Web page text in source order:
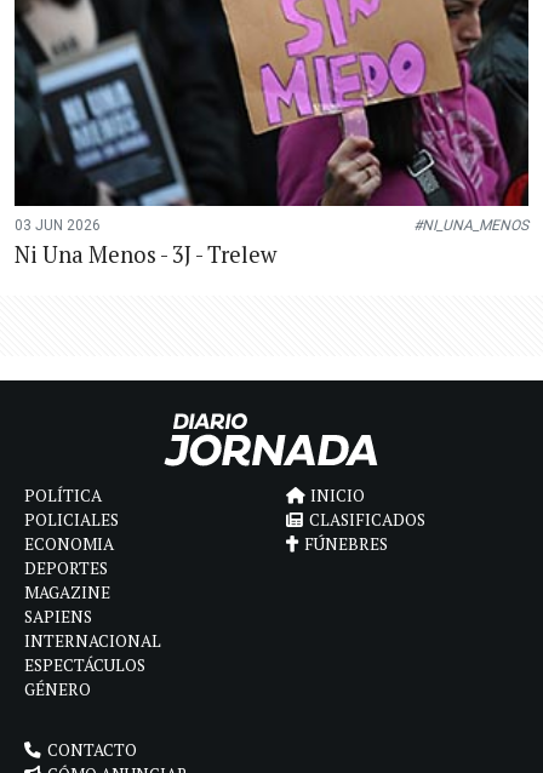
03 JUN 2026 #NI_UNA_MENOS
Ni Una Menos - 3J - Trelew
POLÍTICA
POLICIALES
ECONOMIA
DEPORTES
MAGAZINE
SAPIENS
INTERNACIONAL
ESPECTÁCULOS
GÉNERO
INICIO
CLASIFICADOS
FÚNEBRES
CONTACTO